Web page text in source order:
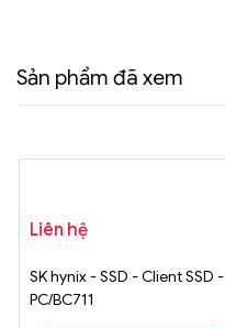
Sản phẩm đã xem
Liên hệ
SK hynix - SSD - Client SSD -
PC/BC711